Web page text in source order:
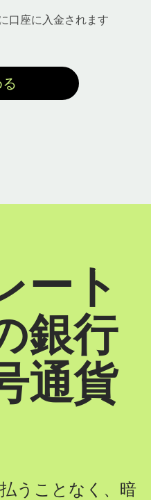
口座に入金されます
ート
銀行
通貨
うことなく、暗